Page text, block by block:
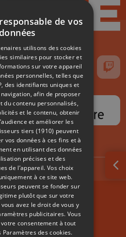
sur Instagram
Suivez-nous sur TikTokSuivez-nous sur YouTube
Suivez-nous
la diversité
de vos
données
utilisons des cookies
similaires pour stocker et
sur votre appareil
personnelles, telles que
des identifiants uniques et
afin de proposer
du contenu personnalisés,
et le contenu, obtenir
et améliorer les
tiers (1910) peuvent
vos données à ces fins et à
en utilisant des données
précises et des
de l’appareil. Vos choix
à ce site web.
peuvent se fonder sur
plutôt que sur votre
avez le droit de vous y
publicitaires. Vous
consentement à tout
Paramètres des cookies.